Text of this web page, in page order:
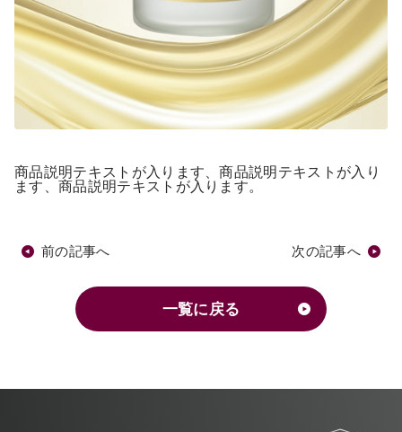
商品説明テキストが入ります、商品説明テキストが入り
ます、商品説明テキストが入ります。
前の記事へ
一覧に戻る
次の記事へ